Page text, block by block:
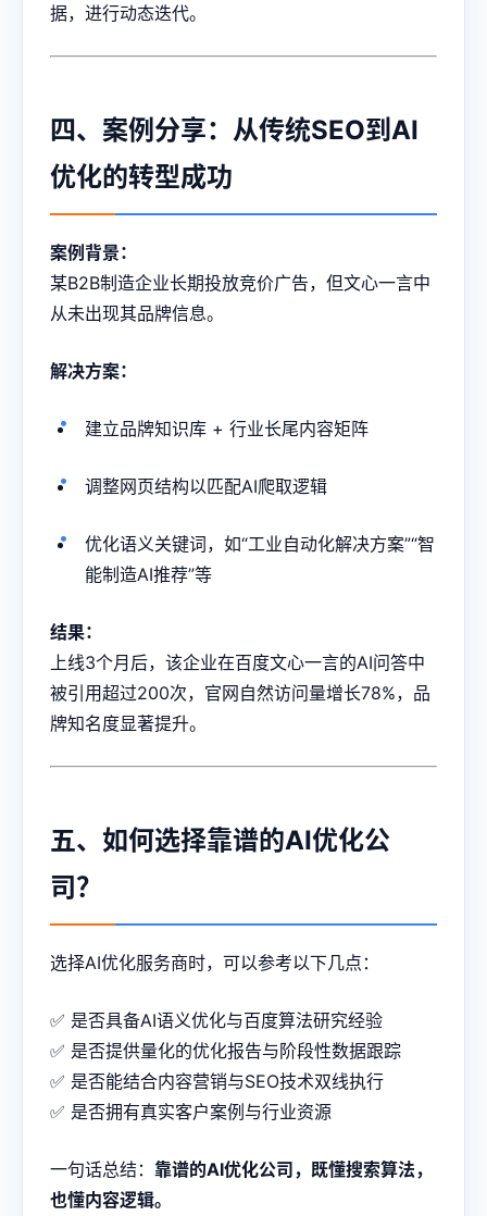
据，进行动态迭代。
四、案例分享：从传统SEO到AI
优化的转型成功
案例背景：
某B2B制造企业长期投放竞价广告，但文心一言中
从未出现其品牌信息。
解决方案：
建立品牌知识库 + 行业长尾内容矩阵
调整网页结构以匹配AI爬取逻辑
优化语义关键词，如“工业自动化解决方案”“智
能制造AI推荐”等
结果：
上线3个月后，该企业在百度文心一言的AI问答中
被引用超过200次，官网自然访问量增长78%，品
牌知名度显著提升。
五、如何选择靠谱的AI优化公
司？
选择AI优化服务商时，可以参考以下几点：
✅ 是否具备AI语义优化与百度算法研究经验
✅ 是否提供量化的优化报告与阶段性数据跟踪
✅ 是否能结合内容营销与SEO技术双线执行
✅ 是否拥有真实客户案例与行业资源
一句话总结： 靠谱的AI优化公司，既懂搜索算法，
也懂内容逻辑。